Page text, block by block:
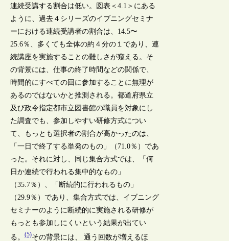
連続受講する割合は低い。図表＜4.1＞にある
ように、過去４シリーズのイブニングセミナ
ーにおける連続受講者の割合は、14.5〜
25.6％、多くても全体の約４分の１であり、連
続講座を実施することの難しさが窺える。そ
の背景には、仕事の終了時間などの関係で、
時間的にすべての回に参加することに無理が
あるのではないかと推測される。都道府県立
及び政令指定都市立図書館の職員を対象にし
た調査でも、参加しやすい研修方式につい
て、もっとも選択者の割合が高かったのは、
「一日で終了する単発のもの」（71.0％）であ
った。それに対し、同じ集合方式では、「何
日か連続で行われる集中的なもの」
（35.7％）、「断続的に行われるもの」
（29.9％）であり、集合方式では、イブニング
セミナーのように断続的に実施される研修が
もっとも参加しにくいという結果が出てい
る。(5)その背景には、 通う回数が増えるほ